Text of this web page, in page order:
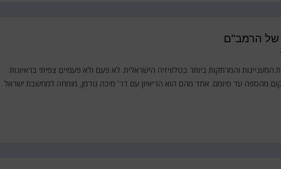
של הרמב"ם
והמרתקות ביותר בטלוויזיה הישראלית. לא פעם ולא פעמיים צפיתי בראיונות
מהספה עד סיומם. אחד מהם הוא הריאיון עם דר' מיכה גודמן, מומחה למחשבת ישראל